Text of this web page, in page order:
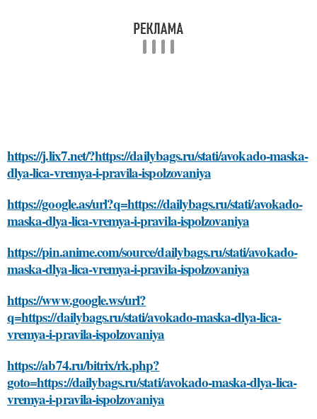
https://j.lix7.net/?https://dailybags.ru/stati/avokado-maska-
dlya-lica-vremya-i-pravila-ispolzovaniya
https://google.as/url?q=https://dailybags.ru/stati/avokado-
maska-dlya-lica-vremya-i-pravila-ispolzovaniya
https://pin.anime.com/source/dailybags.ru/stati/avokado-
maska-dlya-lica-vremya-i-pravila-ispolzovaniya
https://www.google.ws/url?
q=https://dailybags.ru/stati/avokado-maska-dlya-lica-
vremya-i-pravila-ispolzovaniya
https://ab74.ru/bitrix/rk.php?
goto=https://dailybags.ru/stati/avokado-maska-dlya-lica-
vremya-i-pravila-ispolzovaniya